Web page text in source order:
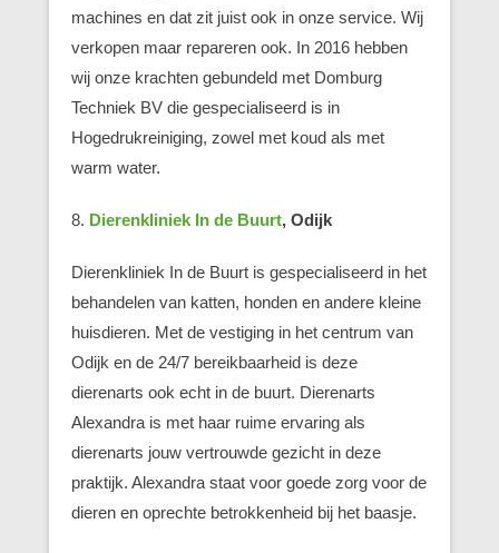
machines en dat zit juist ook in onze service. Wij
verkopen maar repareren ook. In 2016 hebben
wij onze krachten gebundeld met Domburg
Techniek BV die gespecialiseerd is in
Hogedrukreiniging, zowel met koud als met
warm water.
8. Dierenkliniek In de Buurt, Odijk
Dierenkliniek In de Buurt is gespecialiseerd in het
behandelen van katten, honden en andere kleine
huisdieren. Met de vestiging in het centrum van
Odijk en de 24/7 bereikbaarheid is deze
dierenarts ook echt in de buurt. Dierenarts
Alexandra is met haar ruime ervaring als
dierenarts jouw vertrouwde gezicht in deze
praktijk. Alexandra staat voor goede zorg voor de
dieren en oprechte betrokkenheid bij het baasje.